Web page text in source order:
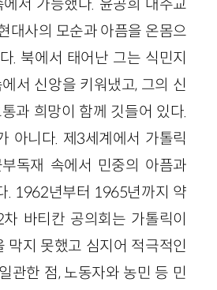
서 가능했다. 윤공희 대주교
대사의 모순과 아픔을 온몸으
. 북에서 태어난 그는 식민지
서 신앙을 키워냈고, 그의 신
과 희망이 함께 깃들어 있다.
아니다. 제3세계에서 가톨릭
독재 속에서 민중의 아픔과
. 1962년부터 1965년까지 약
바티칸 공의회는 가톨릭이
막지 못했고 심지어 적극적인
관한 점, 노동자와 농민 등 민